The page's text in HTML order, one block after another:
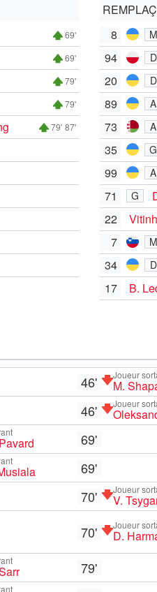
69'
69'
79'
79'
79' 87'
8
M
94 D
20 D
89 A
73 A
35
G
99
A
71
G
22
7
M
34
D
17
B.
46' Joueur
M.
46' Joueur
69'
69'
70'
Joueur
V.
70' Joueur
D.
79'